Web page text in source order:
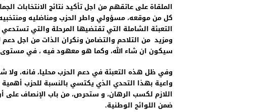
الملقاة على عاتقهم من اجل تأكيد نتائج الانتخابات
كل من موقعه، مسؤولي واطر الحزب ومناضليه
التعبئة الشاملة التي تقتضيها المرحلة والتي
ومزيد من التلاحم والتضامن ونكران الذات من اجل
سيكون ان شاء الله، وكما هو معهود فيه ، في مستوى
وفي ظل هذه التعبئة في دعم الحزب محليا، فانه، ولا
واعية بهذا التحدي الذي يكتسي بالنسبة للحزب
اللازم لكسب الرهان، و ستحرص، من باب الإنصاف على
ضمن اللوائح الوطنية.